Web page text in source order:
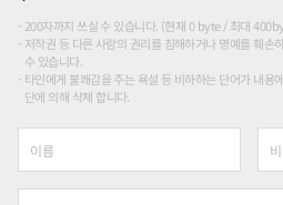
200자까지 쓰실 수 있습니다. (현재 0 byte / 최대
저작권 등 다른 사람의 권리를 침해하거나 명예를 훼손
수 있습니다.
타인에게 불쾌감을 주는 욕설 등 비하하는 단어가 내용
단에 의해 삭제 합니다.